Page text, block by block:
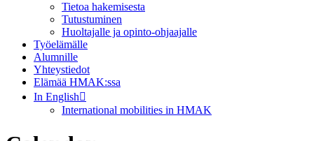
Tietoa hakemisesta
Tutustuminen
Huoltajalle ja opinto-ohjaajalle
Työelämälle
Alumnille
Yhteystiedot
Elämää HMAK:ssa
In English
International mobilities in HMAK